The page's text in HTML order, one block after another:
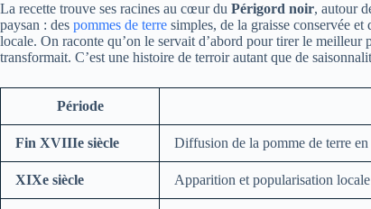
La recette trouve ses racines au cœur du Périgord noir, autour
paysan : des pommes de terre simples, de la graisse conservée et
locale. On raconte qu’on le servait d’abord pour tirer le meilleur
transformait. C’est une histoire de terroir autant que de
Période
Fin XVIIIe siècle Diffusion de la pomme de terre
XIXe siècle Apparition et popularisation